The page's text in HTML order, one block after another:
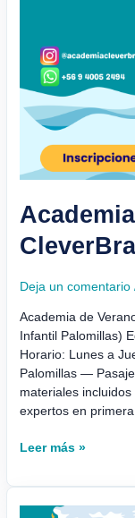
Deja un comentario
Academia de
Infantil Palomillas)
Horario: Lunes a
Palomillas —
materiales incluidos
expertos en
Leer más »
Academia